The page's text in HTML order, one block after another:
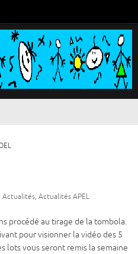
Actualités, Actualités APEL
procédé au tirage de la tombola.
pour visionner la vidéo des 5
lots vous seront remis la semaine